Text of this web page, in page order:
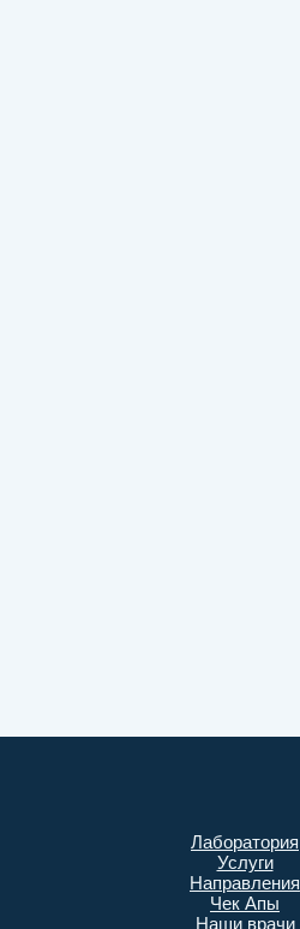
Лаборатория
Услуги
Направления
Чек Апы
Наши врачи